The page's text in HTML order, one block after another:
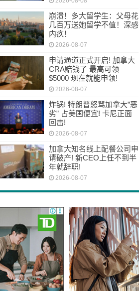
崩溃！多大留学生：父母花
几百万送她留学不值！深感
内疚！
2026-08-07
申请通道正式开启! 加拿大
CRA赔钱了 最高可领
$5000 现在就能申领!
2026-08-07
炸锅! 特朗普怒骂加拿大”恶
劣” 占美国便宜! 卡尼正面
回击!
2026-08-07
加拿大知名线上配餐公司申
请破产! 新CEO上任不到半
年就辞职!
2026-08-07